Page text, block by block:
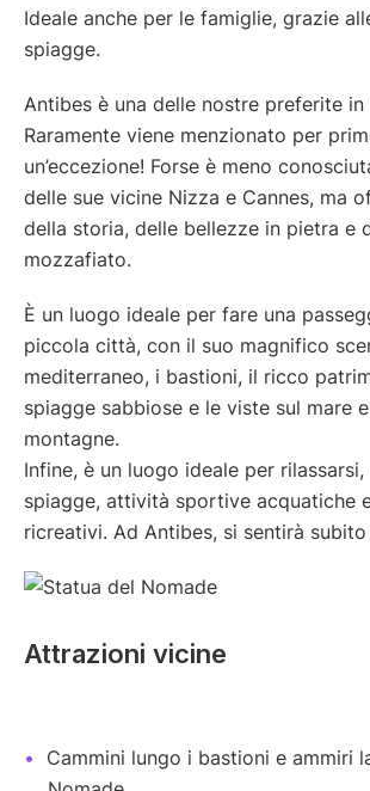
Ideale anche per le famiglie, grazie
spiagge.
Antibes è una delle nostre preferite
Raramente viene menzionato per
un’eccezione! Forse è meno
delle sue vicine Nizza e Cannes, ma
della storia, delle bellezze in pietra e
mozzafiato.
È un luogo ideale per fare una
piccola città, con il suo magnifico
mediterraneo, i bastioni, il ricco
spiagge sabbiose e le viste sul mare
montagne.
Infine, è un luogo ideale per
spiagge, attività sportive acquatiche
ricreativi. Ad Antibes, si sentirà
Attrazioni vicine
Cammini lungo i bastioni e ammiri